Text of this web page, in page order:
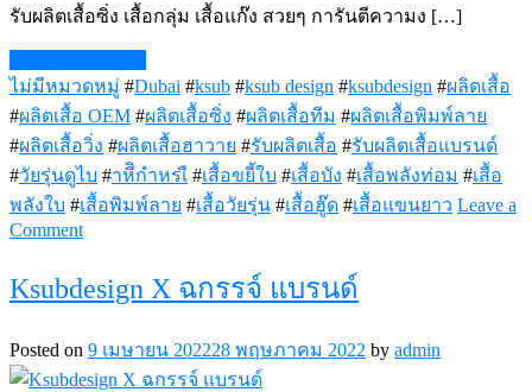
รับผลิตเสื้อซิ่ง เสื้อกลุ่ม เสื้อแก๊ง สวยๆ การันตีความง […]
ไม่มีหมวดหมู่ #Dubai #ksub #ksub design #ksubdesign #ผลิตเสื้อ
#ผลิตเสื้อ OEM #ผลิตเสื้อซิ่ง #ผลิตเสื้อทีม #ผลิตเสื้อพิมพ์ลาย
#ผลิตเสื้อวิ่ง #ผลิตเสื้อฮาวาย #รับผลิตเสื้อ #รับผลิตเสื้อแบรนด์
#วัยรุ่นดูไบ #าหีิกำหรเื #เสื้อขยี้ใบ #เสื้อบัง #เสื้อพลังท่อม #เสื้อ
พลังใบ #เสื้อพิมพ์ลาย #เสื้อวัยรุ่น #เสื้อฮู๊ด #เสื้อแขนยาว Leave a
Commenton
ผลิต
ซิ่ง
เสื้อ
Ksubdesign X ฉกรรจ์ แบรนด์
Posted on 9 เมษายน 202228 พฤษภาคม 2022 by admin